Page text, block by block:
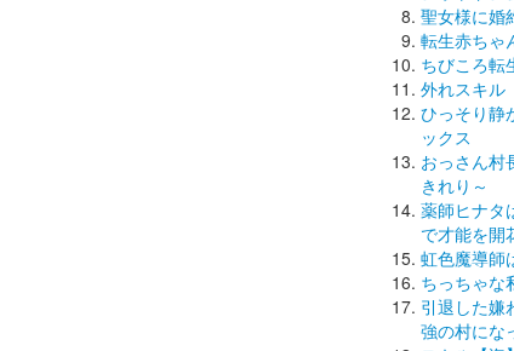
聖女様に婚
転生赤ちゃ
ちびころ転
外れスキル
ひっそり静
ックス
おっさん村
きれり～
薬師ヒナタ
で才能を開
虹色魔導師
ちっちゃな
引退した嫌
強の村にな